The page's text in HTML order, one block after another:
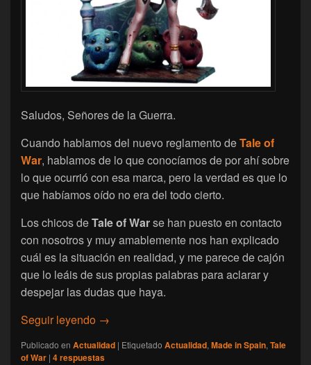
Saludos, Señores de la Guerra.
Cuando hablamos del nuevo reglamento deTale of
War, hablamos de lo que conocíamos de por ahí sobre
lo que ocurrió con esa marca, pero la verdad es que lo
que habíamos oído no era del todo cierto.
Los chicos deTale of Warse han puesto en contacto
con nosotros y muy amablemente nos han explicado
cuál es la situación en realidad, y me parece de cajón
que lo leáis de sus propias palabras para aclarar y
despejar las dudas que haya.
Seguir leyendo [Tale of War] Explicando su situación
→
Publicado en Actualidad | Etiquetado Actualidad, Made in Spain, Tale
of War | 4respuestas